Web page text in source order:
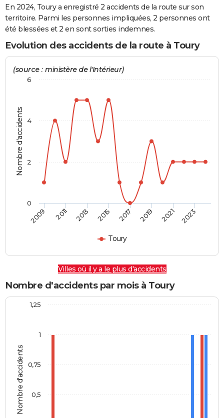
Destinations
City break
Voyage nature
Voyage de noces
Forum
Climat
+
GUIDES D'ACHAT
CARTE DE VOEUX
Dictionnaire
Biographies
Citations
Expressions
Proverbes
PROGRAMME TV
COPAINS D'AVANT
S'inscrire
Se connecter
Lycées
Collèges
Primaires
Universités
Entreprises
Service militaire
Avis de recherche
AVIS DE DÉCÈS
FORUM
En 2024, Toury a enregistré 2 accidents de la route sur son
territoire. Parmi les personnes impliquées, 2 personnes ont
été blessées et 2 en sont sorties indemnes.
Evolution des accidents de la route à Toury
Nombre d'accidents
(source : ministère de l'Intérieur)
Toury
2009 2011 2013 2015 2017 2019 2021 2023
0
2
4
6
Villes où il y a le plus d'accidents
Nombre d'accidents par mois à Toury
Nombre d'accidents
1
0,5
0,75
1,25